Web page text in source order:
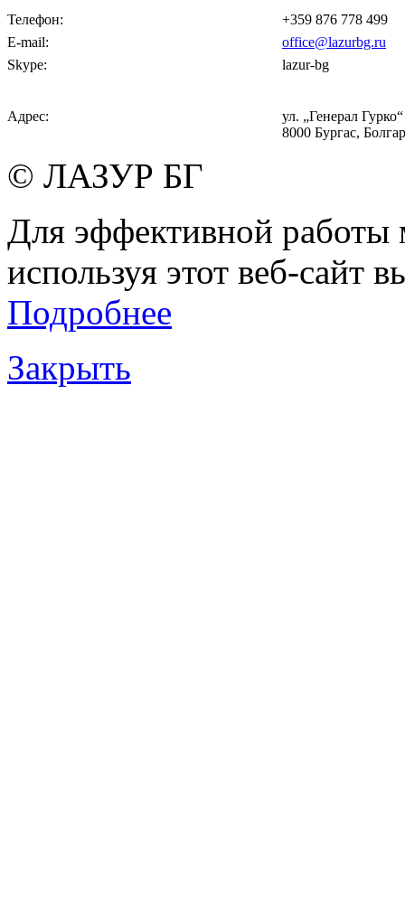
Телефон:
+359 876 778 499
E-mail:
office@lazurbg.ru
Skype:
lazur-bg
Адрес:
ул. „Генерал
8000 Бургас,
© ЛАЗУР БГ
Для эффективной работы
используя этот веб-сайт
Подробнее
Закрыть